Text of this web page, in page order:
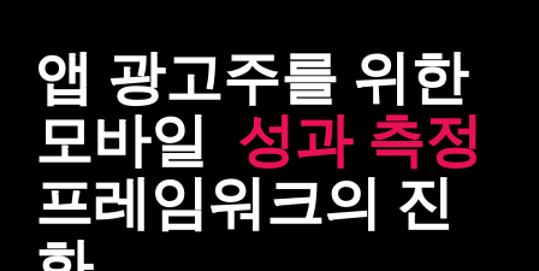
앱 광고주를 위한
모바일
프레임워크의 진